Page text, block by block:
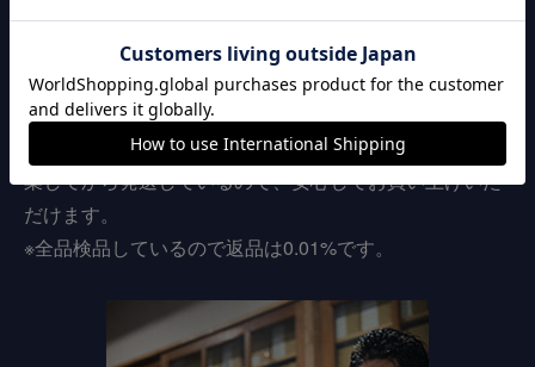
こだわりの切れ味
實光刃物は、職人の技による切れ味にこだわりを持って
います。出荷前に全品刃付け済みのため、購入後すぐに
切れ味が良い包丁をお使い頂けます。また、全品検品作
業してから発送しているので、安心してお買い上げいた
だけます。
※全品検品しているので返品は0.01%です。